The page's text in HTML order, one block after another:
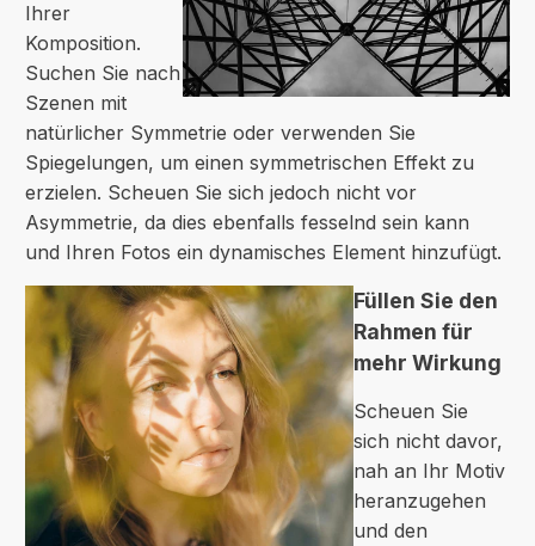
Ihrer
Komposition.
Suchen Sie nach
Szenen mit
natürlicher Symmetrie oder verwenden Sie
Spiegelungen, um einen symmetrischen Effekt zu
erzielen. Scheuen Sie sich jedoch nicht vor
Asymmetrie, da dies ebenfalls fesselnd sein kann
und Ihren Fotos ein dynamisches Element hinzufügt.
Füllen Sie den
Rahmen für
mehr Wirkung
Scheuen Sie
sich nicht davor,
nah an Ihr Motiv
heranzugehen
und den